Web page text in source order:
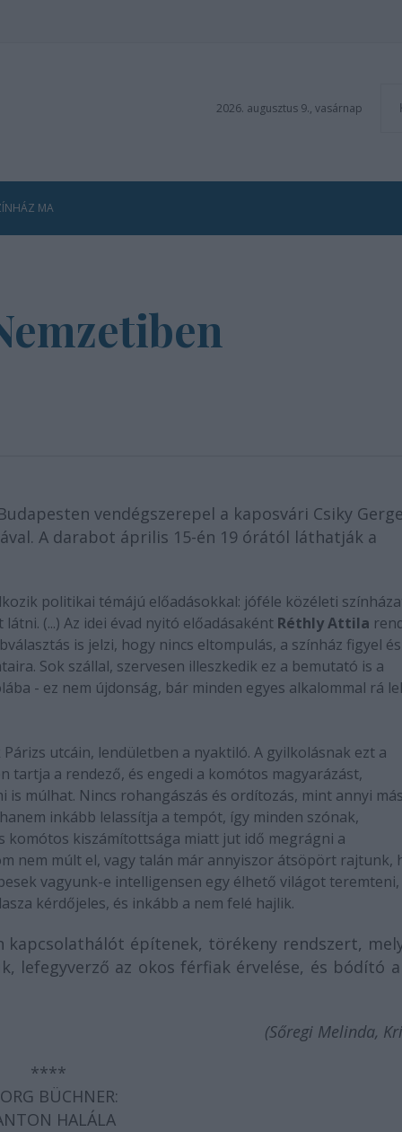
2026. augusztus 9., vasárnap
MA
vendégszerepel a kaposvári Csiky
A darabot április 15-én 19 órától láthatják a
politikai témájú előadásokkal: jóféle közéleti
(...) Az idei évad nyitó előadásaként Réthly Attila
is jelzi, hogy nincs eltompulás, a színház figyel és
Sok szállal, szervesen illeszkedik ez a bemutató is a
- ez nem újdonság, bár minden egyes alkalommal rá
utcáin, lendületben a nyaktiló. A gyilkolásnak ezt a
a rendező, és engedi a komótos magyarázást,
múlhat. Nincs rohangászás és ordítozás, mint annyi
inkább lelassítja a tempót, így minden szónak,
komótos kiszámítottsága miatt jut idő megrágni a
nem múlt el, vagy talán már annyiszor átsöpört rajtunk,
vagyunk-e intelligensen egy élhető világot teremteni,
kérdőjeles, és inkább a nem felé hajlik.
kapcsolathálót építenek, törékeny rendszert,
lefegyverző az okos férfiak érvelése, és bódító
(Sőregi Melinda,
****
BÜCHNER:
HALÁLA